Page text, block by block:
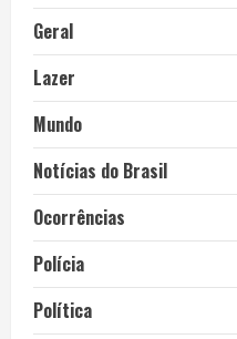
Geral
Lazer
Mundo
Notícias do Brasil
Ocorrências
Polícia
Política